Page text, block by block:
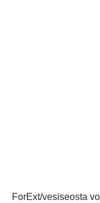
ForExt/vesiseosta